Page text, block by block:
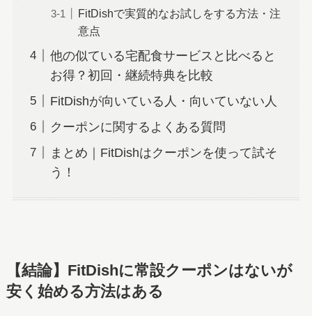
FitDishで実質的なお試しをする方法・注
意点
他の似ている宅配食サービスと比べると
お得？初回・継続特典を比較
FitDishが向いている人・向いていない人
クーポンに関するよくある質問
まとめ｜FitDishはクーポンを使って試そ
う！
【結論】FitDishに常設クーポンはないが
安く始める方法はある